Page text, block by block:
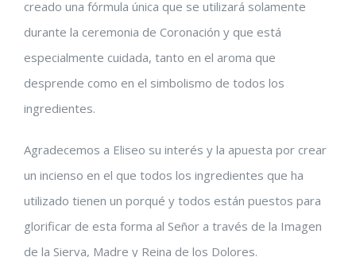
creado una fórmula única que se utilizará solamente
durante la ceremonia de Coronación y que está
especialmente cuidada, tanto en el aroma que
desprende como en el simbolismo de todos los
ingredientes.
Agradecemos a Eliseo su interés y la apuesta por crear
un incienso en el que todos los ingredientes que ha
utilizado tienen un porqué y todos están puestos para
glorificar de esta forma al Señor a través de la Imagen
de la Sierva, Madre y Reina de los Dolores.